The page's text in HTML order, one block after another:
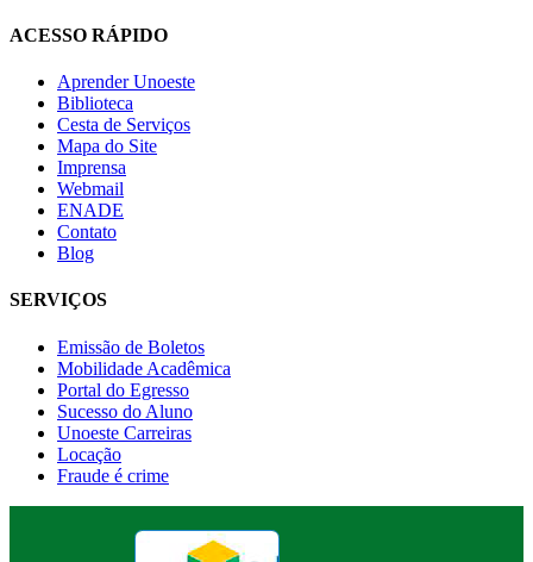
ACESSO RÁPIDO
Aprender Unoeste
Biblioteca
Cesta de Serviços
Mapa do Site
Imprensa
Webmail
ENADE
Contato
Blog
SERVIÇOS
Emissão de Boletos
Mobilidade Acadêmica
Portal do Egresso
Sucesso do Aluno
Unoeste Carreiras
Locação
Fraude é crime